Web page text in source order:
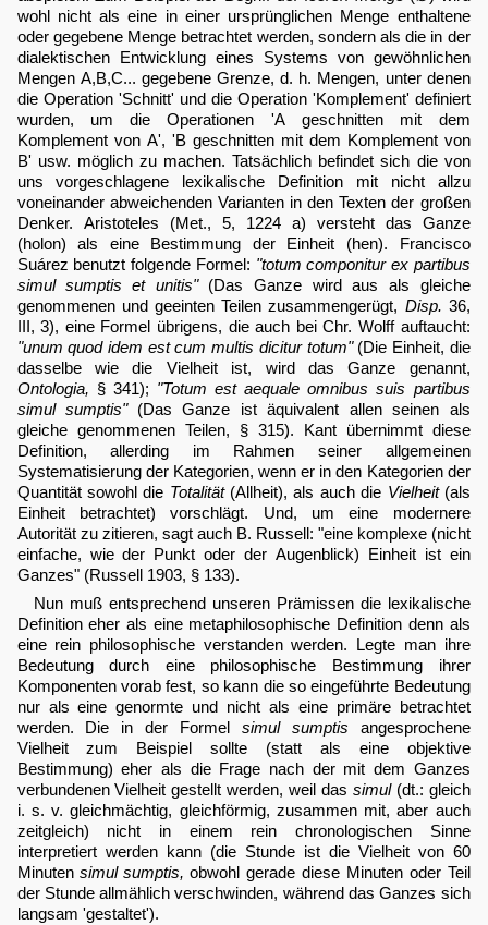
wohl nicht als eine in einer ursprünglichen Menge enthaltene
oder gegebene Menge betrachtet werden, sondern als die in der
dialektischen Entwicklung eines Systems von gewöhnlichen
Mengen A,B,C... gegebene Grenze, d. h. Mengen, unter denen
die Operation 'Schnitt' und die Operation 'Komplement' definiert
wurden, um die Operationen 'A geschnitten mit dem
Komplement von A', 'B geschnitten mit dem Komplement von
B' usw. möglich zu machen. Tatsächlich befindet sich die von
uns vorgeschlagene lexikalische Definition mit nicht allzu
voneinander abweichenden Varianten in den Texten der großen
Denker. Aristoteles (Met., 5, 1224 a) versteht das Ganze
(holon) als eine Bestimmung der Einheit (hen). Francisco
Suárez benutzt folgende Formel: "totum componitur ex partibus
simul sumptis et unitis"(Das Ganze wird aus als gleiche
genommenen und geeinten Teilen zusammengerügt, Disp. 36,
III, 3), eine Formel übrigens, die auch bei Chr. Wolff auftaucht:
"unum quod idem est cum multis dicitur totum"(Die Einheit, die
dasselbe wie die Vielheit ist, wird das Ganze genannt,
Ontologia, § 341); "Totum est aequale omnibus suis partibus
simul sumptis"(Das Ganze ist äquivalent allen seinen als
gleiche genommenen Teilen, § 315). Kant übernimmt diese
Definition, allerding im Rahmen seiner allgemeinen
Systematisierung der Kategorien, wenn er in den Kategorien der
Quantität sowohl die Totalität(Allheit), als auch die Vielheit(als
Einheit betrachtet) vorschlägt. Und, um eine modernere
Autorität zu zitieren, sagt auch B. Russell: "eine komplexe (nicht
einfache, wie der Punkt oder der Augenblick) Einheit ist ein
Ganzes" (Russell 1903, § 133).
Nun muß entsprechend unseren Prämissen die lexikalische
Definition eher als eine metaphilosophische Definition denn als
eine rein philosophische verstanden werden. Legte man ihre
Bedeutung durch eine philosophische Bestimmung ihrer
Komponenten vorab fest, so kann die so eingeführte Bedeutung
nur als eine genormte und nicht als eine primäre betrachtet
werden. Die in der Formel simul sumptis angesprochene
Vielheit zum Beispiel sollte (statt als eine objektive
Bestimmung) eher als die Frage nach der mit dem Ganzes
verbundenen Vielheit gestellt werden, weil das simul(dt.: gleich
i. s. v. gleichmächtig, gleichförmig, zusammen mit, aber auch
zeitgleich) nicht in einem rein chronologischen Sinne
interpretiert werden kann (die Stunde ist die Vielheit von 60
Minuten simul sumptis, obwohl gerade diese Minuten oder Teil
der Stunde allmählich verschwinden, während das Ganzes sich
langsam 'gestaltet').